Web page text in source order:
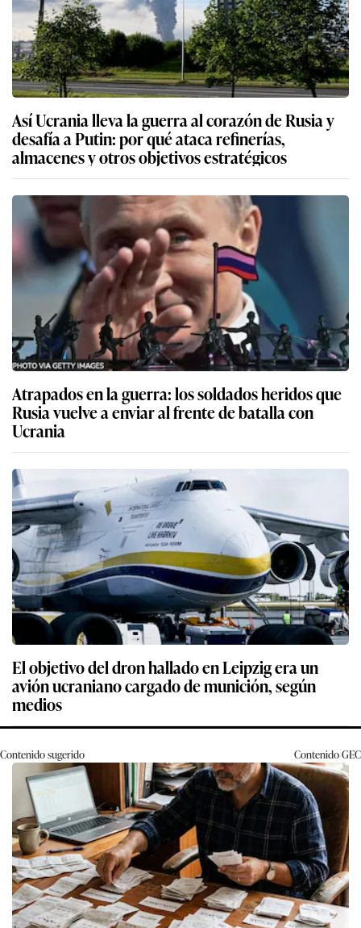
Así Ucrania lleva la guerra al corazón de Rusia y
desafía a Putin: por qué ataca refinerías,
almacenes y otros objetivos estratégicos
Atrapados en la guerra: los soldados heridos que
Rusia vuelve a enviar al frente de batalla con
Ucrania
El objetivo del dron hallado en Leipzig era un
avión ucraniano cargado de munición, según
medios
Contenido sugerido ContenidoGEC